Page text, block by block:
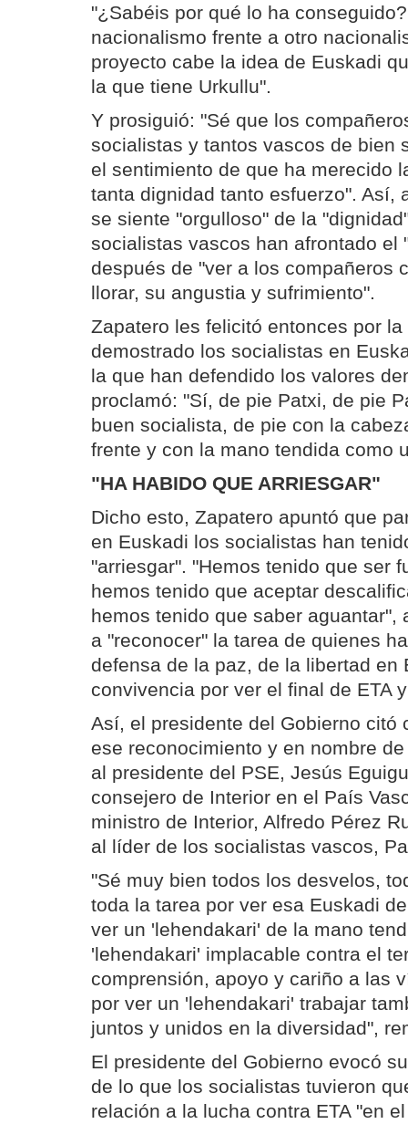
"¿Sabéis por qué lo ha
nacionalismo frente a otro
proyecto cabe la idea de Euskadi
la que tiene Urkullu".
Y prosiguió: "Sé que los
socialistas y tantos vascos de bien
el sentimiento de que ha merecido
tanta dignidad tanto esfuerzo". Así,
se siente "orgulloso" de la
socialistas vascos han afrontado el
después de "ver a los compañeros
llorar, su angustia y sufrimiento".
Zapatero les felicitó entonces por
demostrado los socialistas en
la que han defendido los valores
proclamó: "Sí, de pie Patxi, de pie
buen socialista, de pie con la
frente y con la mano tendida como
"HA HABIDO QUE ARRIESGAR"
Dicho esto, Zapatero apuntó que
en Euskadi los socialistas han
"arriesgar". "Hemos tenido que ser
hemos tenido que aceptar
hemos tenido que saber aguantar",
a "reconocer" la tarea de quienes
defensa de la paz, de la libertad en
convivencia por ver el final de ETA
Así, el presidente del Gobierno citó
ese reconocimiento y en nombre
al presidente del PSE, Jesús
consejero de Interior en el País
ministro de Interior, Alfredo Pérez
al líder de los socialistas vascos,
"Sé muy bien todos los desvelos,
toda la tarea por ver esa Euskadi
ver un 'lehendakari' de la mano
'lehendakari' implacable contra el
comprensión, apoyo y cariño a las
por ver un 'lehendakari' trabajar
juntos y unidos en la diversidad",
El presidente del Gobierno evocó
de lo que los socialistas tuvieron
relación a la lucha contra ETA "en